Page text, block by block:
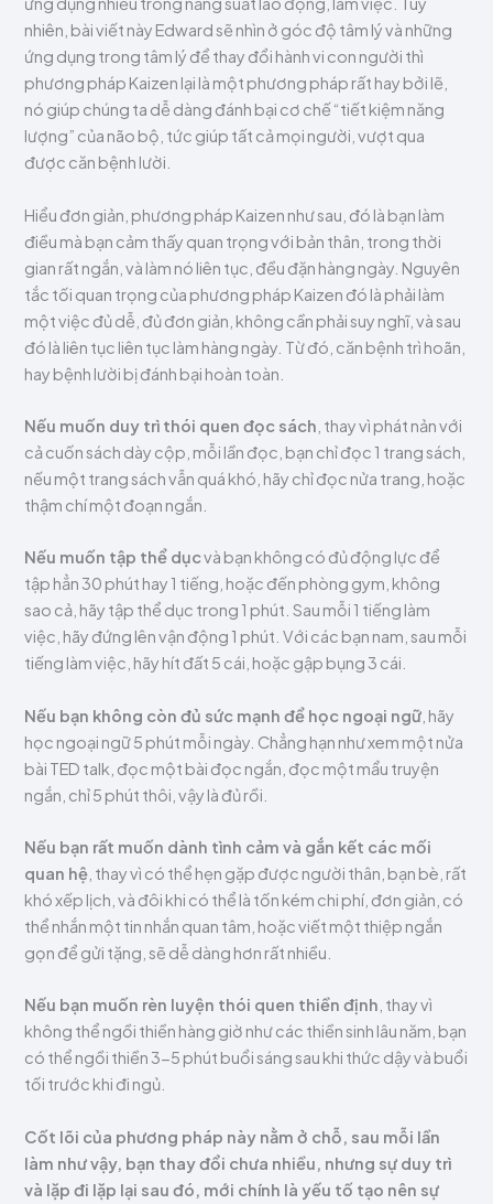
nhiên, bài viết này Edward sẽ nhìn ở góc độ tâm lý và những
ứng dụng trong tâm lý để thay đổi hành vi con người thì
phương pháp Kaizen lại là một phương pháp rất hay bởi lẽ,
nó giúp chúng ta dễ dàng đánh bại cơ chế “tiết kiệm năng
lượng” của não bộ, tức giúp tất cả mọi người, vượt qua
được căn bệnh lười.
Hiểu đơn giản, phương pháp Kaizen như sau, đó là bạn làm
điều mà bạn cảm thấy quan trọng với bản thân, trong thời
gian rất ngắn, và làm nó liên tục, đều đặn hàng ngày. Nguyên
tắc tối quan trọng của phương pháp Kaizen đó là phải làm
một việc đủ dễ, đủ đơn giản, không cần phải suy nghĩ, và sau
đó là liên tục liên tục làm hàng ngày. Từ đó, căn bệnh trì hoãn,
hay bệnh lười bị đánh bại hoàn toàn.
Nếu muốn duy trì thói quen đọc sách , thay vì phát nản với
cả cuốn sách dày cộp, mỗi lần đọc, bạn chỉ đọc 1 trang sách,
nếu một trang sách vẫn quá khó, hãy chỉ đọc nửa trang, hoặc
thậm chí một đoạn ngắn.
Nếu muốn tập thể dụcvà bạn không có đủ động lực để
tập hẳn 30 phút hay 1 tiếng, hoặc đến phòng gym, không
sao cả, hãy tập thể dục trong 1 phút. Sau mỗi 1 tiếng làm
việc, hãy đứng lên vận động 1 phút. Với các bạn nam, sau mỗi
tiếng làm việc, hãy hít đất 5 cái, hoặc gập bụng 3 cái.
Nếu bạn không còn đủ sức mạnh để học ngoại ngữ , hãy
học ngoại ngữ 5 phút mỗi ngày. Chẳng hạn như xem một nửa
bài TED talk, đọc một bài đọc ngắn, đọc một mẩu truyện
ngắn, chỉ 5 phút thôi, vậy là đủ rồi.
Nếu bạn rất muốn dành tình cảm và gắn kết các mối
quan hệ , thay vì có thể hẹn gặp được người thân, bạn bè, rất
khó xếp lịch, và đôi khi có thể là tốn kém chi phí, đơn giản, có
thể nhắn một tin nhắn quan tâm, hoặc viết một thiệp ngắn
gọn để gửi tặng, sẽ dễ dàng hơn rất nhiều.
Nếu bạn muốn rèn luyện thói quen thiền định , thay vì
không thể ngồi thiền hàng giờ như các thiền sinh lâu năm, bạn
có thể ngồi thiền 3-5 phút buổi sáng sau khi thức dậy và buổi
tối trước khi đi ngủ.
Cốt lõi của phương pháp này nằm ở chỗ, sau mỗi lần
làm như vậy, bạn thay đổi chưa nhiều, nhưng sự duy trì
và lặp đi lặp lại sau đó, mới chính là yếu tố tạo nên sự